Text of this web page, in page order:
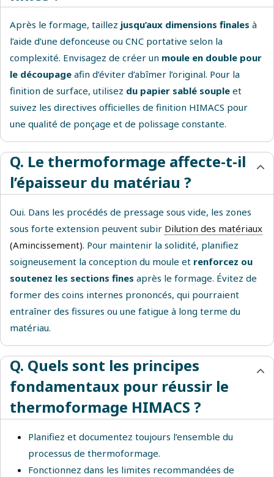
Après le formage, taillez jusqu’aux dimensions finales à
l’aide d’une defonceuse ou CNC portative selon la
complexité. Envisagez de créer un moule en double pour
le découpage afin d’éviter d’abîmer l’original. Pour la
finition de surface, utilisez du papier sablé souple et
suivez les directives officielles de finition HIMACS pour
une qualité de ponçage et de polissage constante.
Q. Le thermoformage affecte-t-il
l’épaisseur du matériau ?
Oui. Dans les procédés de pressage sous vide, les zones
sous forte extension peuvent subir Dilution des matériaux
(Amincissement). Pour maintenir la solidité, planifiez
soigneusement la conception du moule et renforcez ou
soutenez les sections fines après le formage. Évitez de
former des coins internes prononcés, qui pourraient
entraîner des fissures ou une fatigue à long terme du
matériau.
Q. Quels sont les principes
fondamentaux pour réussir le
thermoformage HIMACS ?
Planifiez et documentez toujours l’ensemble du
processus de thermoformage.
Fonctionnez dans les limites recommandées de